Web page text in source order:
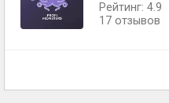
Рейтинг: 4.9
17 отзывов